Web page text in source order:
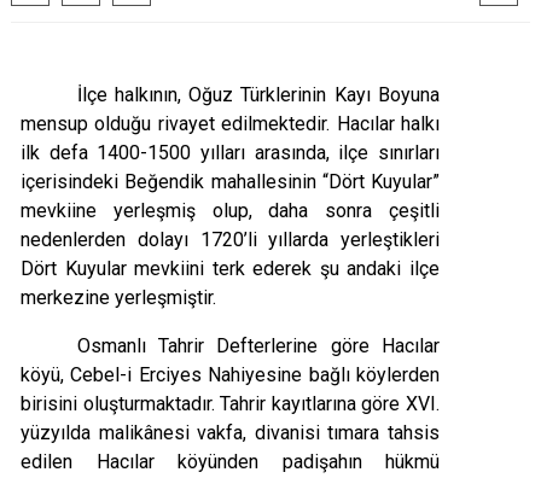
Bünyan
Hacılar
İncesu
Kocasinan
Melikgazi
Sarız
Talas
Tomarza
Yahyalı
Yeşilhisar
İlçe halkının, Oğuz Türklerinin Kayı Boyuna
mensup olduğu rivayet edilmektedir. Hacılar halkı
ilk defa 1400-1500 yılları arasında, ilçe sınırları
içerisindeki Beğendik mahallesinin “Dört Kuyular”
mevkiine yerleşmiş olup, daha sonra çeşitli
nedenlerden dolayı 1720’li yıllarda yerleştikleri
Dört Kuyular mevkiini terk ederek şu andaki ilçe
merkezine yerleşmiştir.
Osmanlı Tahrir Defterlerine göre Hacılar
köyü, Cebel-i Erciyes Nahiyesine bağlı köylerden
birisini oluşturmaktadır. Tahrir kayıtlarına göre XVI.
yüzyılda malikânesi vakfa, divanisi tımara tahsis
edilen Hacılar köyünden padişahın hükmü